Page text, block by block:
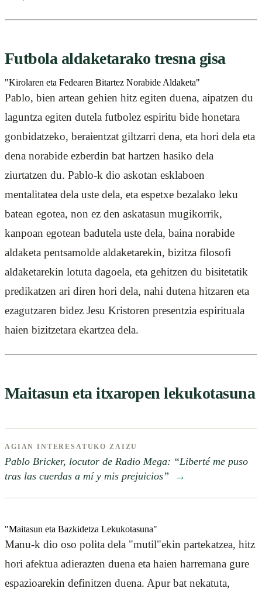
Futbola aldaketarako tresna gisa
"Kirolaren eta Fedearen Bitartez Norabide Aldaketa"
Pablo, bien artean gehien hitz egiten duena, aipatzen du
laguntza egiten dutela futbolez espiritu bide honetara
gonbidatzeko, beraientzat giltzarri dena, eta hori dela eta
dena norabide ezberdin bat hartzen hasiko dela
ziurtatzen du. Pablo-k dio askotan esklaboen
mentalitatea dela uste dela, eta espetxe bezalako leku
batean egotea, non ez den askatasun mugikorrik,
kanpoan egotean badutela uste dela, baina norabide
aldaketa pentsamolde aldaketarekin, bizitza filosofi
aldaketarekin lotuta dagoela, eta gehitzen du bisitetatik
predikatzen ari diren hori dela, nahi dutena hitzaren eta
ezagutzaren bidez Jesu Kristoren presentzia espirituala
haien bizitzetara ekartzea dela.
Maitasun eta itxaropen lekukotasuna
AGIAN INTERESATUKO ZAIZU
Pablo Bricker, locutor de Radio Mega: “Liberté me puso
tras las cuerdas a mí y mis prejuicios”
→
"Maitasun eta Bazkidetza Lekukotasuna"
Manu-k dio oso polita dela "mutil"ekin partekatzea, hitz
hori afektua adierazten duena eta haien harremana gure
espazioarekin definitzen duena. Apur bat nekatuta,